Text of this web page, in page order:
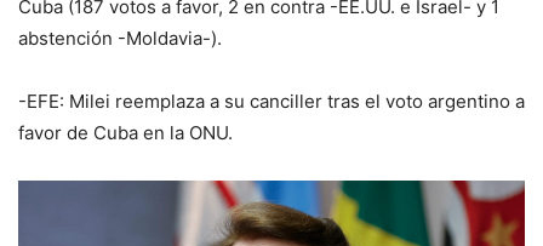
Cuba (187 votos a favor, 2 en contra -EE.UU. e Israel- y 1
abstención -Moldavia-).
-EFE: Milei reemplaza a su canciller tras el voto argentino a
favor de Cuba en la ONU.